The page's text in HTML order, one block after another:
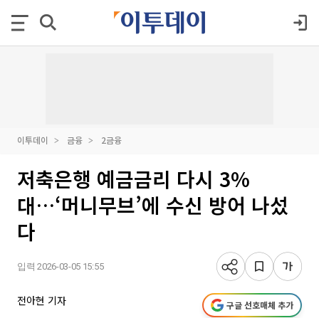
이투데이 금융 2금융
저축은행 예금금리 다시 3%
대…‘머니무브’에 수신 방어 나섰
다
입력 2026-03-05 15:55
전아현 기자 구글 선호매체 추가